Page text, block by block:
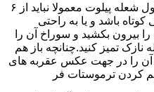
رنگ شعله پیلوت باید آبی باشد و طول شعله پیلوت معمولا نباید از ۶
باشد و یا به راحتی
بیرون بکشید و سوراخ آن را
تمیز کنید.چنانچه باز هم
آن را در جهت عکس عقربه های
کردن ترموستات فر